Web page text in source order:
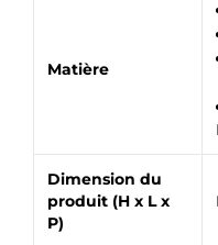
Demande de
Matière
Dimension du
produit (H x L x
P)